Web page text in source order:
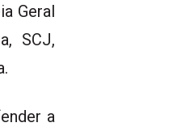
Geral
SCJ,
a